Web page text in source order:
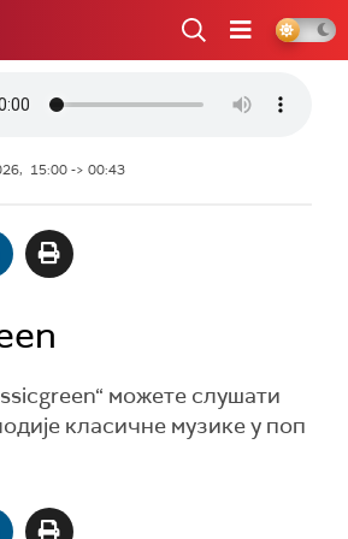
15:00 -> 00:43
можете слушати
класичне музике у поп